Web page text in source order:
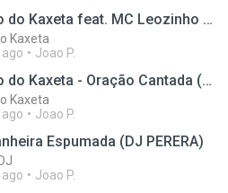
MC Neguinho do Kaxeta feat. MC Leozinho ZS - Vários Abandona (DVD 20 Anos de Sucesso)
Kaxeta
Joao P.
MC Neguinho do Kaxeta - Oração Cantada (kondzilla.com)
Kaxeta
Joao P.
Espumada (DJ PERERA)
Joao P.